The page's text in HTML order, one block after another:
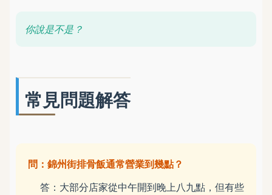
你說是不是？
常見問題解答
問：錦州街排骨飯通常營業到幾點？
答：大部分店家從中午開到晚上八九點，但有些